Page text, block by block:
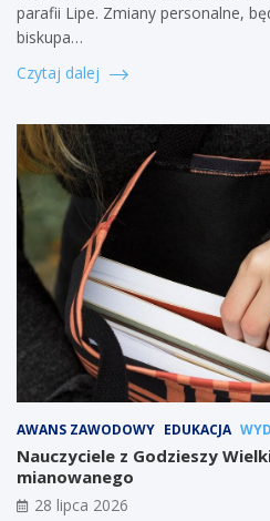
parafii Lipe. Zmiany personalne,
biskupa…
Czytaj dalej
AWANS ZAWODOWY EDUKACJA
Nauczyciele z Godzieszy
mianowanego
28 lipca 2026